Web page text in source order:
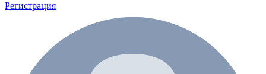
Регистрация